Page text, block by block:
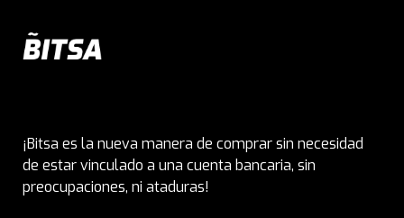
¡Bitsa es la nueva manera de comprar sin necesidad
de estar vinculado a una cuenta bancaria, sin
preocupaciones, ni ataduras!